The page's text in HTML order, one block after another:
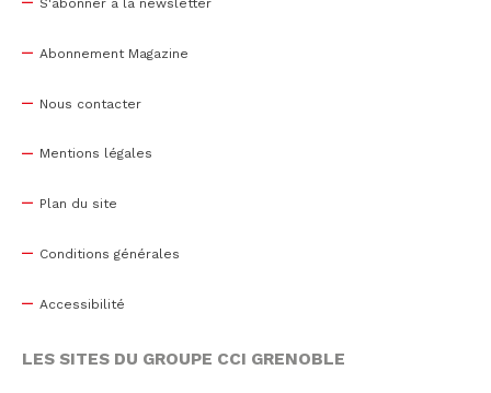
S'abonner à la newsletter
Abonnement Magazine
Nous contacter
Mentions légales
Plan du site
Conditions générales
Accessibilité
LES SITES DU GROUPE CCI GRENOBLE